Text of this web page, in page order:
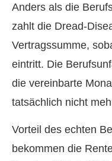
Anders als die
zahlt die Dread-
Vertragssumme,
eintritt. Die
die vereinbarte
tatsächlich nicht
Vorteil des echten
bekommen die